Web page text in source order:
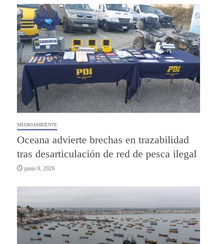
MEDIOAMBIENTE
Oceana advierte brechas en trazabilidad
tras desarticulación de red de pesca ilegal
junio 9, 2026